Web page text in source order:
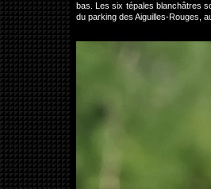
bas. Les six tépales blanchâtres
du parking des Aiguilles-Rouges,